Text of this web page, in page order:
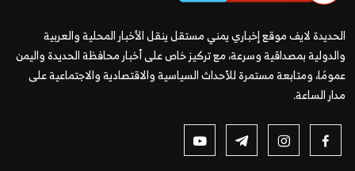
الحديدة لايف موقع إخباري يمني مستقل ينقل الأخبار المحلية والعربية
والدولية بمصداقية وسرعة، مع تركيز خاص على أخبار محافظة الحديدة واليمن
عمومًا، ومتابعة مستمرة للأحداث السياسية والاقتصادية والاجتماعية على
مدار الساعة.